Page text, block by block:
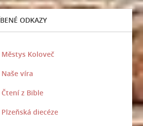
ODKAZY
Městys Koloveč
Naše víra
Čtení z Bible
Plzeňská diecéze